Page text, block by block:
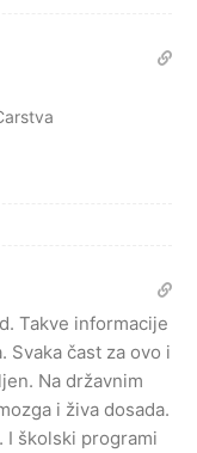
Takve informacije
Svaka čast za ovo i
Na državnim
i živa dosada.
I školski programi